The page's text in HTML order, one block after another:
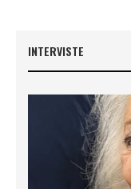
INTERVISTE